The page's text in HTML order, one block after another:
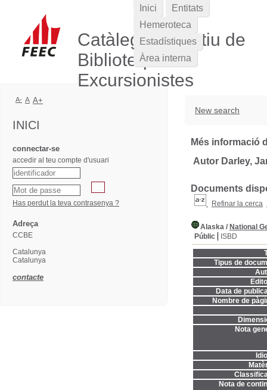
Catàleg Col·lectiu de
Biblioteques
Excursionistes
New search
Més informació
Autor Darley,
Documents
Refinar la cerca
Alaska / National
Públic
ISBD
Tipus de
Data de
Nombre de
Nota
Nota de
Inici
Entitats
Hemeroteca
Estadístiques
Àrea interna
A- A A+
INICI
connectar-se
accedir al teu compte d'usuari
Has perdut la teva contrasenya ?
Adreça
CCBE
Catalunya
Catalunya
contacte